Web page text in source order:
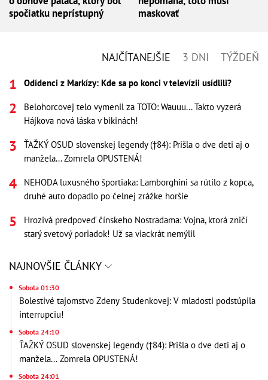
spočiatku neprístupný
maskovať
NAJČÍTANEJŠIE 3 DNI TÝŽDEŇ
Odídenci z Markízy: Kde sa po konci v televízii usídlili?
Belohorcovej telo vymenil za TOTO: Wauuu... Takto vyzerá
Hájkova nová láska v bikinách!
ŤAŽKÝ OSUD slovenskej legendy (†84): Prišla o dve deti aj o
manžela... Zomrela OPUSTENÁ!
NEHODA luxusného športiaka: Lamborghini sa rútilo z kopca,
druhé auto dopadlo po čelnej zrážke horšie
Hrozivá predpoveď čínskeho Nostradama: Vojna, ktorá zničí
starý svetový poriadok! Už sa viackrát nemýlil
NAJNOVŠIE ČLÁNKY
Sobota 01:30
Bolestivé tajomstvo Zdeny Studenkovej: V mladosti podstúpila
interrupciu!
Sobota 24:10
ŤAŽKÝ OSUD slovenskej legendy (†84): Prišla o dve deti aj o
manžela... Zomrela OPUSTENÁ!
Sobota 24:01